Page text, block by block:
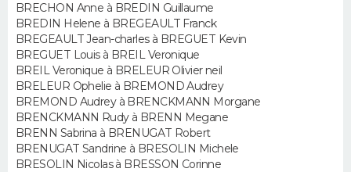
Programme TV
TNTStreaming
Cinéma
Sorties cinéma
Musique
+
FINANCE
Retraite
Impôts
Epargne
Immobilier
Risques naturels par ville
Banque
Assurance
Crédit
AUTO
Essais
Réserver un essai
Citadines
Berlines
SUV
Forum auto
+
HIGH-TECH
Mobiles
Meilleur smartphone
Internet
Ordinateurs
Jeux vidéo
Guide high-tech
+
BRICOLAGE
Forum
Aménagement intérieur
Extérieur
Cuisine
Salle de bains
Jardinage
Rangement
WEEK-END
BRECHON Anne à BREDIN Guillaume
BREDIN Helene à BREGEAULT Franck
BREGEAULT Jean-charles à BREGUET Kevin
BREGUET Louis à BREIL Veronique
BREIL Veronique à BRELEUR Olivier neil
BRELEUR Ophelie à BREMOND Audrey
BREMOND Audrey à BRENCKMANN Morgane
BRENCKMANN Rudy à BRENN Megane
BRENN Sabrina à BRENUGAT Robert
BRENUGAT Sandrine à BRESOLIN Michele
BRESOLIN Nicolas à BRESSON Corinne